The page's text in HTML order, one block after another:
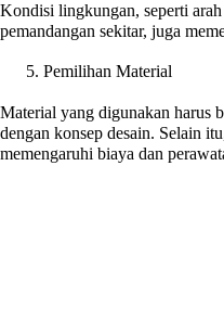
Kondisi lingkungan, seperti
pemandangan sekitar, juga
Pemilihan Material
Material yang digunakan harus
dengan konsep desain. Selain
memengaruhi biaya dan